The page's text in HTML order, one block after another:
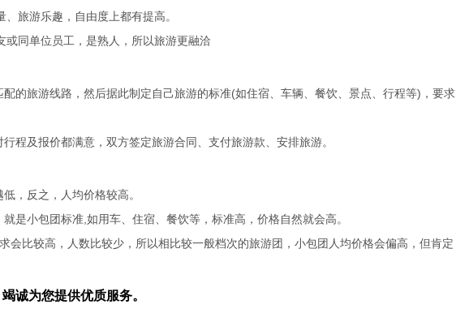
旅游乐趣，自由度上都有提高。
或同单位员工，是熟人，所以旅游更融洽
的旅游线路，然后据此制定自己旅游的标准(如住宿、车辆、餐饮、景点、行程等)，要求
程及报价都满意，双方签定旅游合同、支付旅游款、安排旅游。
，反之，人均价格较高。
是小包团标准,如用车、住宿、餐饮等，标准高，价格自然就会高。
会比较高，人数比较少，所以相比较一般档次的旅游团，小包团人均价格会偏高，但肯定
竭诚为您提供优质服务。